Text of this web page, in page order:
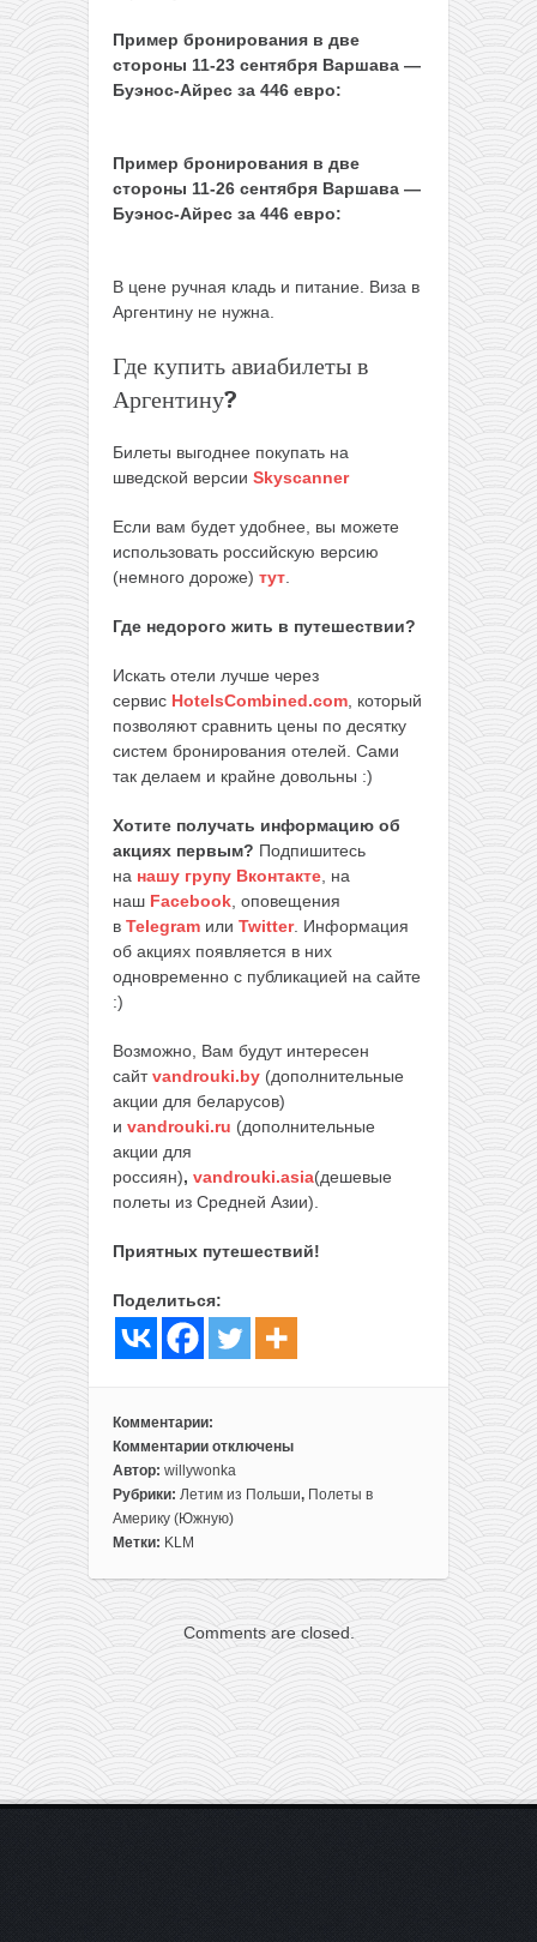
Пример бронирования в две
стороны 11-23 сентября Варшава —
Буэнос-Айрес за 446 евро:
Пример бронирования в две
стороны 11-26 сентября Варшава —
Буэнос-Айрес за 446 евро:
В цене ручная кладь и питание. Виза в
Аргентину не нужна.
Где купить авиабилеты в
Аргентину?
Билеты выгоднее покупать на
шведской версии Skyscanner
Если вам будет удобнее, вы можете
использовать российскую версию
(немного дороже) тут.
Где недорого жить в путешествии?
Искать отели лучше через
сервис HotelsCombined.com, который
позволяют сравнить цены по десятку
систем бронирования отелей. Сами
так делаем и крайне довольны :)
Хотите получать информацию об
акциях первым? Подпишитесь
на нашу групу Вконтакте, на
наш Facebook, оповещения
в Telegram или Twitter. Информация
об акциях появляется в них
одновременно с публикацией на сайте
:)
Возможно, Вам будут интересен
сайтvandrouki.by (дополнительные
акции для беларусов)
и vandrouki.ru (дополнительные
акции для
россиян), vandrouki.asia(дешевые
полеты из Средней Азии).
Приятных путешествий!
Поделиться:
Комментарии:
Комментарии
к
записи
Авиабилеты
из
в
Аргентину
446€
туда-
Сентябрь-
ноябрь
отключены
Автор: willywonka
Рубрики: Летим из Польши, Полеты в
Америку (Южную)
Метки: KLM
Comments are closed.